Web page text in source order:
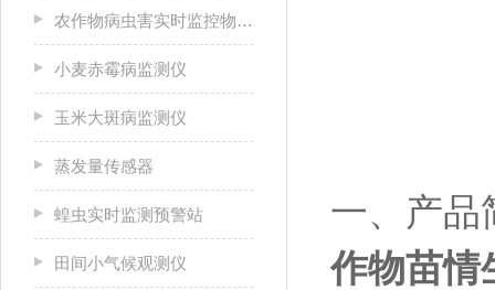
农作物病虫害实时监控物联网设备
小麦赤霉病监测仪
玉米大斑病监测仪
蒸发量传感器
蝗虫实时监测预警站
田间小气候观测仪
一、产品
作物苗情